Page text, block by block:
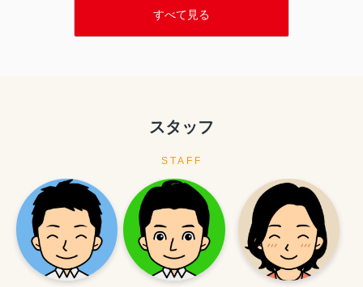
すべて見る
スタッフ
STAFF